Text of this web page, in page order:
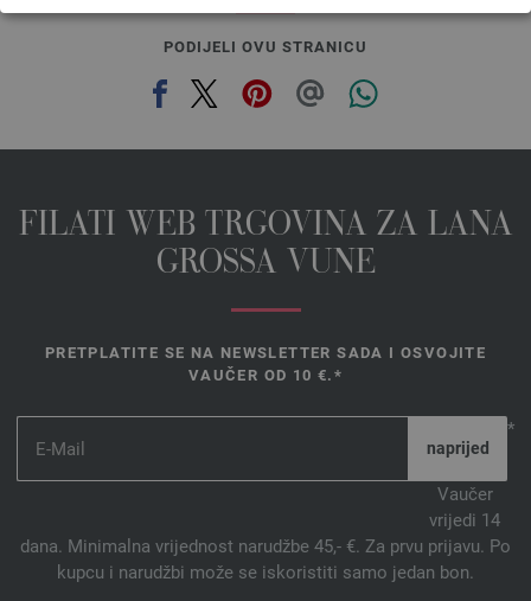
PODIJELI OVU STRANICU
FILATI WEB TRGOVINA ZA LANA
GROSSA VUNE
PRETPLATITE SE NA NEWSLETTER SADA I OSVOJITE
VAUČER OD 10 €.*
*
Vaučer
vrijedi 14
dana. Minimalna vrijednost narudžbe 45,- €. Za prvu prijavu. Po
kupcu i narudžbi može se iskoristiti samo jedan bon.